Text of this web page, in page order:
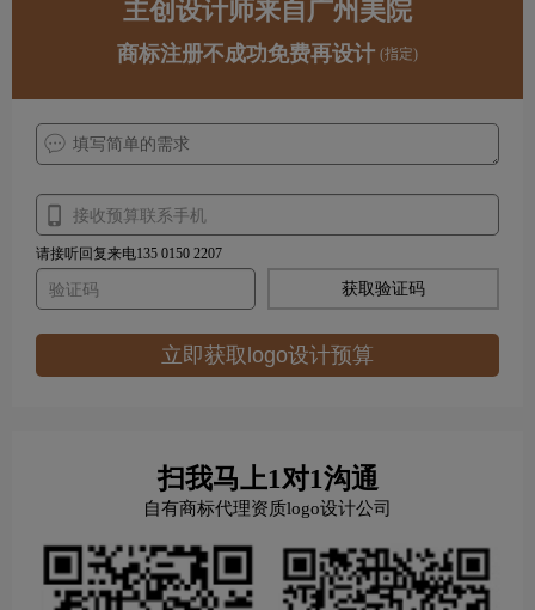
主创设计师来自广州美院
商标注册不成功免费再设计 (指定)
请接听回复来电135 0150 2207
获取验证码
立即获取logo设计预算
扫我马上1对1沟通
自有商标代理资质logo设计公司